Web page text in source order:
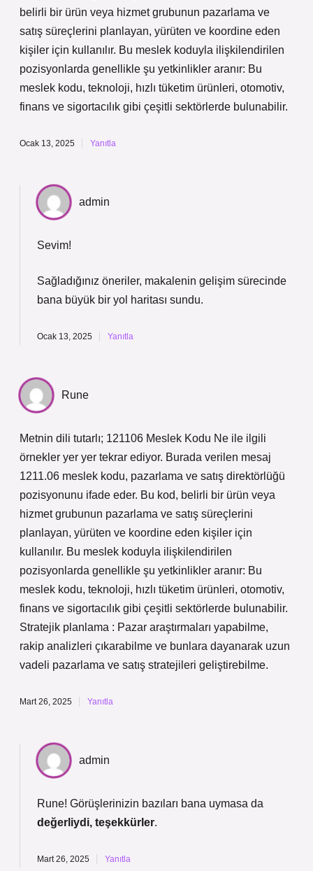
belirli bir ürün veya hizmet grubunun pazarlama ve
satış süreçlerini planlayan, yürüten ve koordine eden
kişiler için kullanılır. Bu meslek koduyla ilişkilendirilen
pozisyonlarda genellikle şu yetkinlikler aranır: Bu
meslek kodu, teknoloji, hızlı tüketim ürünleri, otomotiv,
finans ve sigortacılık gibi çeşitli sektörlerde bulunabilir.
Ocak 13, 2025 Yanıtla
admin
Sevim!
Sağladığınız öneriler, makalenin gelişim sürecinde
bana büyük bir yol haritası sundu.
Ocak 13, 2025 Yanıtla
Rune
Metnin dili tutarlı; 121106 Meslek Kodu Ne ile ilgili
örnekler yer yer tekrar ediyor. Burada verilen mesaj
1211.06 meslek kodu, pazarlama ve satış direktörlüğü
pozisyonunu ifade eder. Bu kod, belirli bir ürün veya
hizmet grubunun pazarlama ve satış süreçlerini
planlayan, yürüten ve koordine eden kişiler için
kullanılır. Bu meslek koduyla ilişkilendirilen
pozisyonlarda genellikle şu yetkinlikler aranır: Bu
meslek kodu, teknoloji, hızlı tüketim ürünleri, otomotiv,
finans ve sigortacılık gibi çeşitli sektörlerde bulunabilir.
Stratejik planlama : Pazar araştırmaları yapabilme,
rakip analizleri çıkarabilme ve bunlara dayanarak uzun
vadeli pazarlama ve satış stratejileri geliştirebilme.
Mart 26, 2025 Yanıtla
admin
Rune! Görüşlerinizin bazıları bana uymasa da
değerliydi, teşekkürler.
Mart 26, 2025 Yanıtla